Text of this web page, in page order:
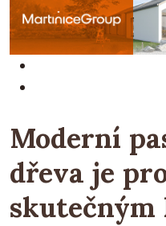
Moderní
dřeva je
skutečným